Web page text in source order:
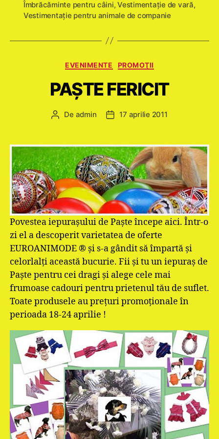
Îmbrăcăminte pentru câini,Vestimentaţie de vară,
Vestimentație pentru animale de companie
Categorii
EVENIMENTE PROMOŢII
PAŞTE FERICIT
Autor
De admin
Dată17 aprilie 2011
Povestea iepurașului de Paște începe aici. Într-o
zi el a descoperit varietatea de oferte
EUROANIMODE ® și s-a gândit să împartă și
celorlalți această bucurie. Fii și tu un iepuraș de
Paște pentru cei dragi și alege cele mai
frumoase cadouri pentru prietenul tău de suflet.
Toate produsele au prețuri promoționale în
perioada 18-24 aprilie !